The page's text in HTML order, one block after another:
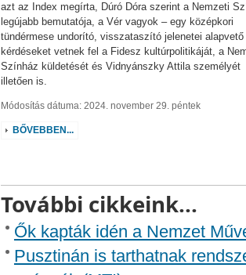
azt az Index megírta, Dúró Dóra szerint a Nemzeti
legújabb bemutatója, a Vér vagyok – egy középkori
tündérmese undorító, visszataszító jelenetei alapvető
kérdéseket vetnek fel a Fidesz kultúrpolitikáját, a
Színház küldetését és Vidnyánszky Attila személyét
illetően is.
Módosítás dátuma: 2024. november 29. péntek
BŐVEBBEN...
További cikkeink...
Ők kapták idén a Nemzet
Pusztinán is tarthatnak